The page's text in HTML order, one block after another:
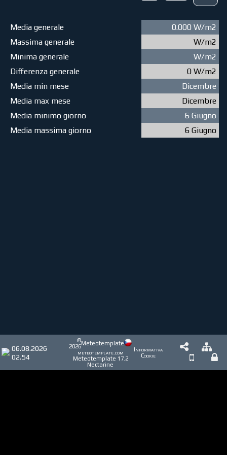
Media generale
0.000 W/m2
Massima generale
W/m2
Minima generale
W/m2
Differenza generale
0 W/m2
Media min mese
Dicembre
Media max mese
Dicembre
Media minimo giorno
6 Giugno
Media massima giorno
6 Giugno
06.08.2026
02.54
©
2026Meteotemplate
meteotemplate.com
Meteotemplate 17.2
Nectarine
Informativa
Cookie